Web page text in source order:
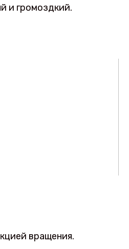
и громоздкий.
вращения.